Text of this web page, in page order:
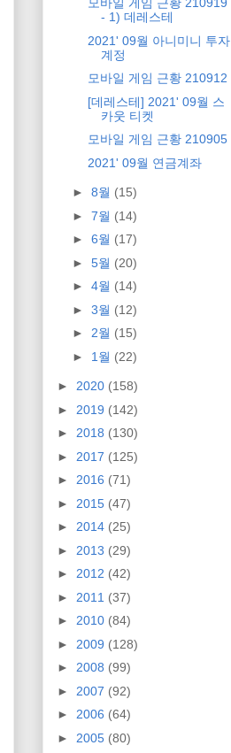
- 1) 데레스테
2021' 09월 아니미니 투자
계정
모바일 게임 근황 210912
[데레스테] 2021' 09월 스
카웃 티켓
모바일 게임 근황 210905
2021' 09월 연금계좌
► 8월 (15)
► 7월 (14)
► 6월 (17)
► 5월 (20)
► 4월 (14)
► 3월 (12)
► 2월 (15)
► 1월 (22)
► 2020 (158)
► 2019 (142)
► 2018 (130)
► 2017 (125)
► 2016 (71)
► 2015 (47)
► 2014 (25)
► 2013 (29)
► 2012 (42)
► 2011 (37)
► 2010 (84)
► 2009 (128)
► 2008 (99)
► 2007 (92)
► 2006 (64)
► 2005 (80)